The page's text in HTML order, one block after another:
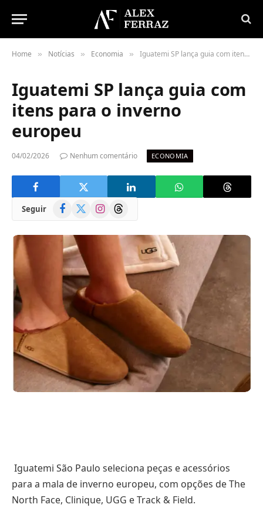
Home » Notícias » Economia » Iguatemi SP lança guia com itens para o inverno europeu
Iguatemi SP lança guia com
itens para o inverno
europeu
04/02/2026 Nenhum comentário ECONOMIA
Seguir Facebook
(Twitter)
InstagramThreads
Iguatemi São Paulo seleciona peças e acessórios
para a mala de inverno europeu, com opções de The
North Face, Clinique, UGG e Track & Field.